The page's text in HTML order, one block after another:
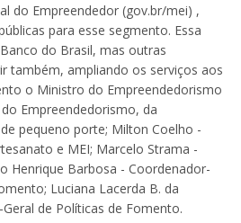
do Empreendedor (gov.br/mei) ,
para esse segmento. Essa
do Brasil, mas outras
também, ampliando os serviços aos
o Ministro do Empreendedorismo
Empreendedorismo, da
pequeno porte; Milton Coelho -
e MEI; Marcelo Strama -
Henrique Barbosa - Coordenador-
Luciana Lacerda B. da
de Políticas de Fomento.